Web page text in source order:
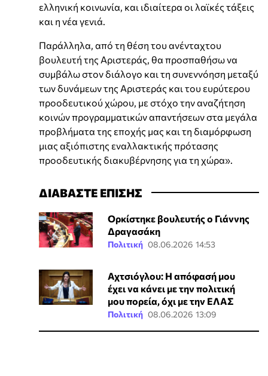
ελληνική κοινωνία, και ιδιαίτερα οι λαϊκές τάξεις
και η νέα γενιά.
Παράλληλα, από τη θέση του ανένταχτου
βουλευτή της Αριστεράς, θα προσπαθήσω να
συμβάλω στον διάλογο και τη συνεννόηση μεταξύ
των δυνάμεων της Αριστεράς και του ευρύτερου
προοδευτικού χώρου, με στόχο την αναζήτηση
κοινών προγραμματικών απαντήσεων στα μεγάλα
προβλήματα της εποχής μας και τη διαμόρφωση
μιας αξιόπιστης εναλλακτικής πρότασης
προοδευτικής διακυβέρνησης για τη χώρα».
ΔΙΑΒΑΣΤΕ ΕΠΙΣΗΣ
Ορκίστηκε βουλευτής ο Γιάννης
Δραγασάκη
Πολιτική 08.06.2026 14:53
Αχτσιόγλου: Η απόφασή μου
έχει να κάνει με την πολιτική
μου πορεία, όχι με την ΕΛΑΣ
Πολιτική 08.06.2026 13:09